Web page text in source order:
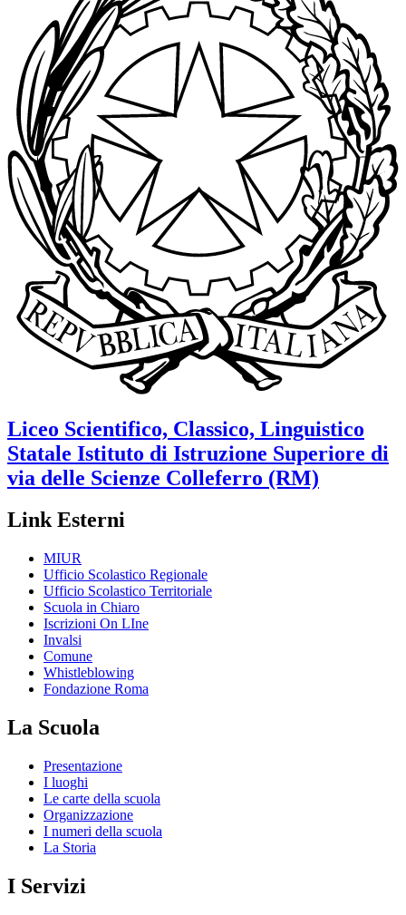
Liceo Scientifico, Classico, Linguistico
Statale Istituto di Istruzione Superiore di
via delle Scienze Colleferro (RM)
Link Esterni
MIUR
Ufficio Scolastico Regionale
Ufficio Scolastico Territoriale
Scuola in Chiaro
Iscrizioni On LIne
Invalsi
Comune
Whistleblowing
Fondazione Roma
La Scuola
Presentazione
I luoghi
Le carte della scuola
Organizzazione
I numeri della scuola
La Storia
I Servizi